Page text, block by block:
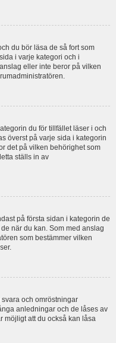
du bör läsa de så fort som
i varje kategori och i
eller inte beror på vilken
du för tillfället läser i och
överst på varje sida i kategorin
det på vilken behörighet som
ställs in av
på första sidan i kategorin de
när du kan. Som med anslag
som bestämmer vilken
och omröstningar
anledningar och de låses av
möjligt att du också kan låsa